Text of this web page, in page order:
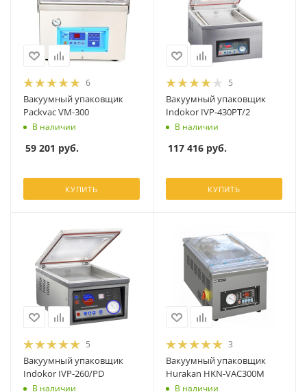
6
Вакуумный упаковщик
Packvac VM-300
В наличии
59 201 руб.
КУПИТЬ
5
Вакуумный упаковщик
Indokor IVP-430PT/2
В наличии
117 416 руб.
КУПИТЬ
5
Вакуумный упаковщик
Indokor IVP-260/PD
В наличии
3
Вакуумный упаковщик
Hurakan HKN-VAC300M
В наличии